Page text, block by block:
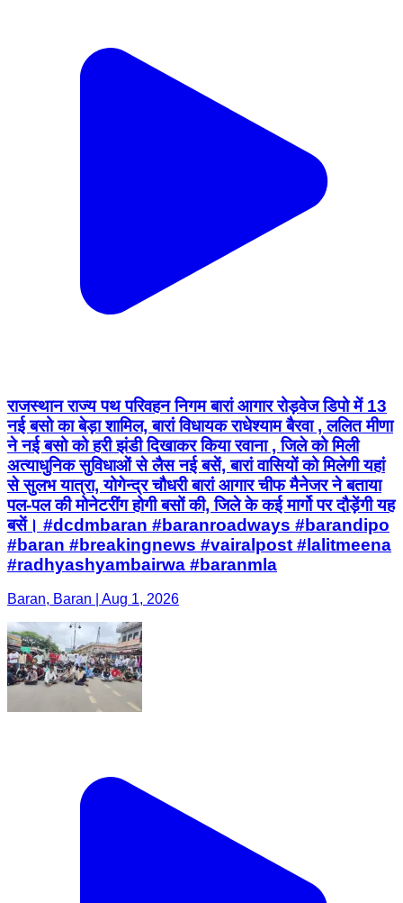
राजस्थान राज्य पथ परिवहन निगम बारां आगार रोड़वेज डिपो में 13
नई बसो का बेड़ा शामिल, बारां विधायक राधेश्याम बैरवा , ललित मीणा
पल-पल की मोनेटरींग होगी बसों की, जिले के कई मार्गो पर दौड़ेंगी यह
बसें। #dcdmbaran #baranroadways #barandipo
#baran #breakingnews #vairalpost #lalitmeena
#radhyashyambairwa #baranmla
Baran, Baran | Aug 1, 2026